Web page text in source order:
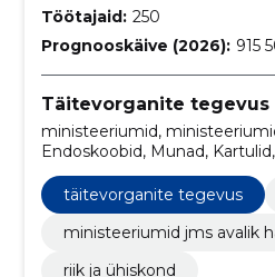
Töötajaid: 250
Prognooskäive (2026): 915
Täitevorganite tegevus
ministeeriumid,
Endoskoobid, Munad,
Pliivaba bensiin, Lihatooted,
kalafileed ja muu kalaliha
täitevorganite tegevus
ministeeriumid jms avalik
riik ja ühiskond